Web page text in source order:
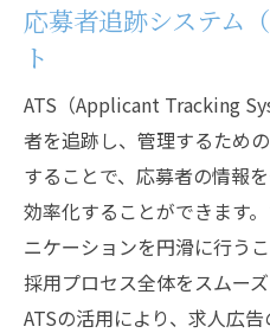
応募者追跡システム
ト
ATS（Applicant Tracking
者を追跡し、管理するため
することで、応募者の情報
効率化することができます
ニケーションを円滑に行う
採用プロセス全体をスムー
ATSの活用により、求人広